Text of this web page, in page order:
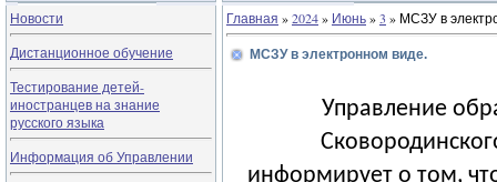
Новости
Дистанционное обучение
Тестирование детей-
иностранцев на знание
русского языка
Информация об Управлении
Главная »2024» Июнь»3 » МСЗУ в
МСЗУ в электронном виде.
Управление
информирует о том,